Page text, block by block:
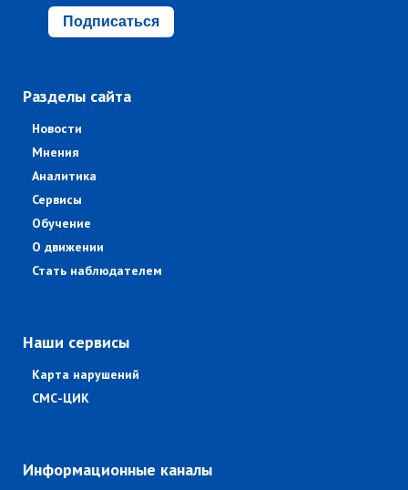
Подписаться
Разделы сайта
Новости
Мнения
Аналитика
Сервисы
Обучение
О движении
Стать наблюдателем
Наши сервисы
Карта нарушений
СМС-ЦИК
Информационные каналы